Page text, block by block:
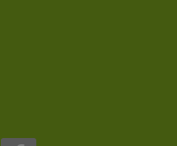
facebook